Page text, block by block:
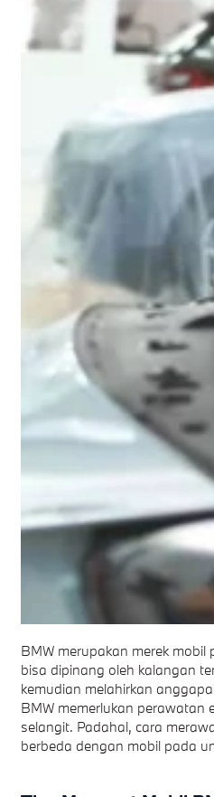
BMW merupakan merek mobil
bisa dipinang oleh kalangan
kemudian melahirkan
BMW memerlukan perawatan
selangit. Padahal, cara
berbeda dengan mobil pada